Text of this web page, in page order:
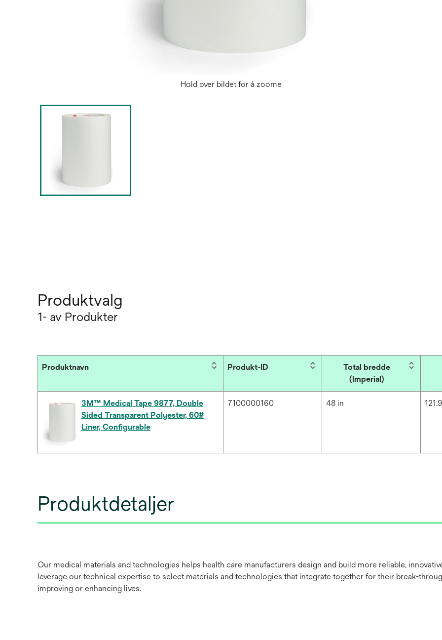
Hold over bildet for å zoome
Produktvalg
1- av Produkter
Produktnavn Produkt-ID
Total bredde
(Imperial)
3M™ Medical Tape 9877, Double
Sided Transparent Polyester, 60#
Liner, Configurable
7100000160 48 in
Produktdetaljer
Our medical materials and technologies helps health care manufacturers design and build more reliable,
leverage our technical expertise to select materials and technologies that integrate together for their break-
improving or enhancing lives.